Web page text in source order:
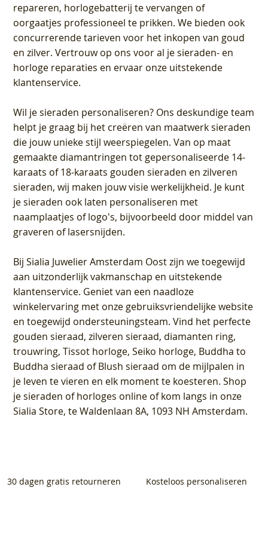
repareren, horlogebatterij te vervangen of
oorgaatjes professioneel te prikken. We bieden ook
concurrerende tarieven voor het inkopen van goud
en zilver. Vertrouw op ons voor al je sieraden- en
horloge reparaties en ervaar onze uitstekende
klantenservice.
Wil je sieraden personaliseren? Ons deskundige team
helpt je graag bij het creëren van maatwerk sieraden
die jouw unieke stijl weerspiegelen. Van op maat
gemaakte diamantringen tot gepersonaliseerde 14-
karaats of 18-karaats gouden sieraden en zilveren
sieraden, wij maken jouw visie werkelijkheid. Je kunt
je sieraden ook laten personaliseren met
naamplaatjes of logo's, bijvoorbeeld door middel van
graveren of lasersnijden.
BijSialia Juwelier Amsterdam Oostzijn we toegewijd
aan uitzonderlijk vakmanschap en uitstekende
klantenservice. Geniet van een naadloze
winkelervaring met onze gebruiksvriendelijke website
en toegewijd ondersteuningsteam. Vind het perfecte
gouden sieraad, zilveren sieraad, diamanten ring,
trouwring, Tissot horloge, Seiko horloge, Buddha to
Buddha sieraad of Blush sieraad om de mijlpalen in
je leven te vieren en elk moment te koesteren. Shop
je sieraden of horloges online of kom langs in onze
Sialia Store, te Waldenlaan 8A, 1093 NH Amsterdam.
30 dagen gratis retourneren Kosteloos personaliseren